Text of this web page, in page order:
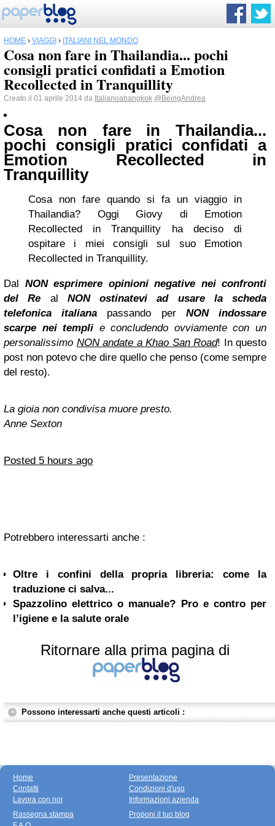
HOME › VIAGGI › ITALIANI NEL MONDO
Cosa non fare in Thailandia... pochi
consigli pratici confidati a Emotion
Recollected in Tranquillity
Creato il 01 aprile 2014 da Italianoabangkok @BeingAndrea
Cosa non fare in Thailandia...
pochi consigli pratici confidati a
Emotion Recollected in
Tranquillity
Cosa non fare quando si fa un viaggio in
Thailandia? Oggi Giovy di Emotion
Recollected in Tranquillity ha deciso di
ospitare i miei consigli sul suo Emotion
Recollected in Tranquillity.
Dal NON esprimere opinioni negative nei confronti
del Re al NON ostinatevi ad usare la scheda
telefonica italiana passando per NON indossare
scarpe nei templi e concludendo ovviamente con un
personalissimo NON andate a Khao San Road! In questo
post non potevo che dire quello che penso (come sempre
del resto).
La gioia non condivisa muore presto.
Anne Sexton
Posted 5 hours ago
Potrebbero interessarti anche :
Oltre i confini della propria libreria: come la
traduzione ci salva...
Spazzolino elettrico o manuale? Pro e contro per
l’igiene e la salute orale
Ritornare alla prima pagina di
Possono interessarti anche questi articoli :
Home
Contatti
Lavora con noi
Presentazione
Condizioni d'uso
Informazioni azienda
Rassegna stampa
Proponi il tuo blog